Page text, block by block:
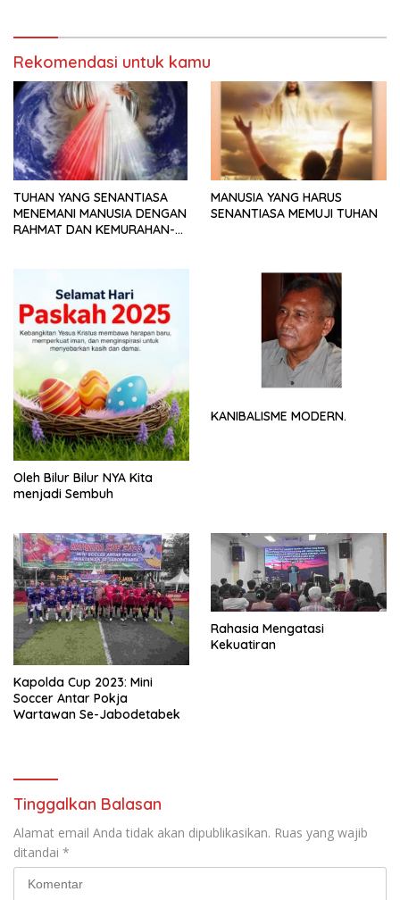
Rekomendasi untuk kamu
TUHAN YANG SENANTIASA
MENEMANI MANUSIA DENGAN
RAHMAT DAN KEMURAHAN-
MANUSIA YANG HARUS
SENANTIASA MEMUJI TUHAN
Oleh Bilur Bilur NYA Kita
menjadi Sembuh
KANIBALISME MODERN.
Kapolda Cup 2023: Mini
Soccer Antar Pokja
Wartawan Se-Jabodetabek
Rahasia Mengatasi
Kekuatiran
Tinggalkan Balasan
Alamat email Anda tidak akan dipublikasikan. Ruas yang wajib
ditandai *